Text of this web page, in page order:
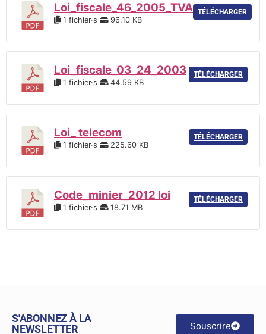
Loi_fiscale_46_2005_TVA
1 fichier·s 96.10 KB
TÉLÉCHARGER
Loi_fiscale_03_24_2003
1 fichier·s 44.59 KB
TÉLÉCHARGER
Loi_ telecom
1 fichier·s 225.60 KB
TÉLÉCHARGER
Code_minier_2012 loi
1 fichier·s 18.71 MB
TÉLÉCHARGER
S'ABONNEZ À LA
NEWSLETTER
Souscrire